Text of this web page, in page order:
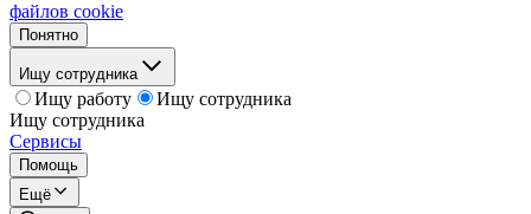
файлов cookie
Понятно
Ищу сотрудника
Ищу работу
Ищу сотрудника
Ищу сотрудника
Сервисы
Помощь
Ещё